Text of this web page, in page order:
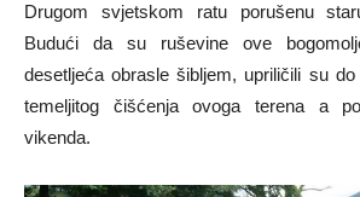
Drugom svjetskom ratu porušenu
Budući da su ruševine ove
desetljeća obrasle šibljem, upriličili su
temeljitog čišćenja ovoga terena a
vikenda.